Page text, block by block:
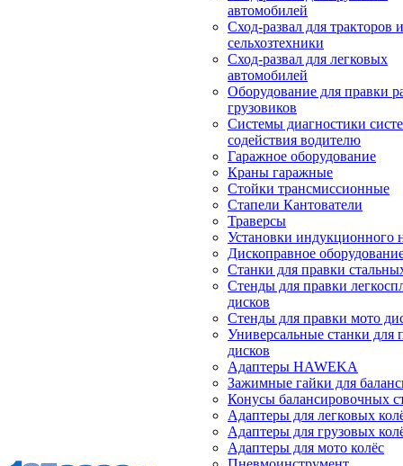
автомобилей
Сход-развал для тракторов и
сельхозтехники
Сход-развал для легковых
автомобилей
Оборудование для правки
грузовиков
Системы диагностики
содействия водителю
Гаражное оборудование
Краны гаражные
Стойки трансмиссионные
Стапели Кантователи
Траверсы
Установки индукционного
Дископравное
Станки для правки
Стенды для правки
дисков
Стенды для правки мото
Универсальные станки для
дисков
Адаптеры HAWEKA
Зажимные гайки для
Конусы балансировочных
Адаптеры для легковых
Адаптеры для грузовых
Адаптеры для мото колёс